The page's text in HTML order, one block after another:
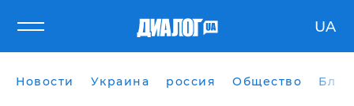
UA
Новости Украина россия Общество